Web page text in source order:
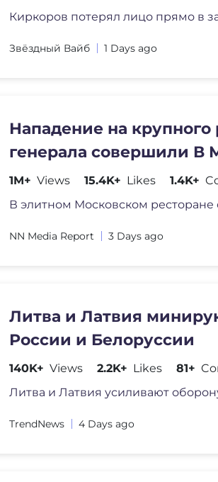
Киркоров потерял лицо прямо в
Звёздный Вайб 1 Days ago
Нападение на крупного
генерала совершили В
ресторане
1M+ Views 15.4K+ Likes 1.4K+
В элитном Московском
NN Media Report 3 Days ago
Литва и Латвия
России и Белоруссии
140K+ Views 2.2K+ Likes 81+
Литва и Латвия усиливают
TrendNews 4 Days ago